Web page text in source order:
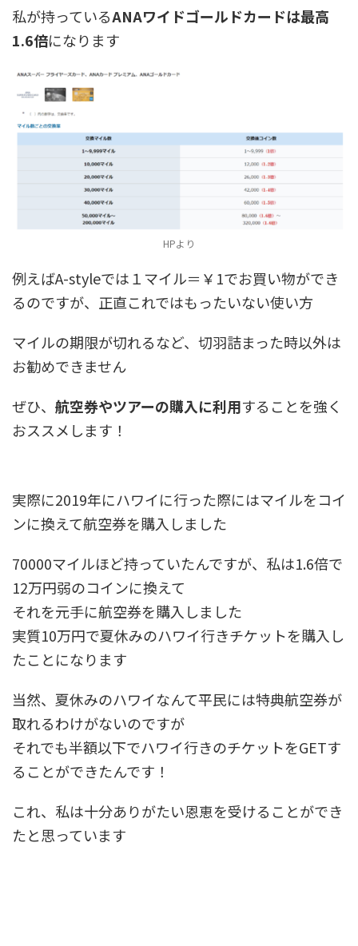
私が持っているANAワイドゴールドカードは最高
1.6倍になります
HPより
例えばA-styleでは１マイル＝￥1でお買い物ができ
るのですが、正直これではもったいない使い方
マイルの期限が切れるなど、切羽詰まった時以外は
お勧めできません
ぜひ、 航空券やツアーの購入に利用することを強く
おススメします！
実際に2019年にハワイに行った際にはマイルをコイ
ンに換えて航空券を購入しました
70000マイルほど持っていたんですが、私は1.6倍で
12万円弱のコインに換えて
それを元手に航空券を購入しました
実質10万円で夏休みのハワイ行きチケットを購入し
たことになります
当然、夏休みのハワイなんて平民には特典航空券が
取れるわけがないのですが
それでも半額以下でハワイ行きのチケットをGETす
ることができたんです！
これ、私は十分ありがたい恩恵を受けることができ
たと思っています